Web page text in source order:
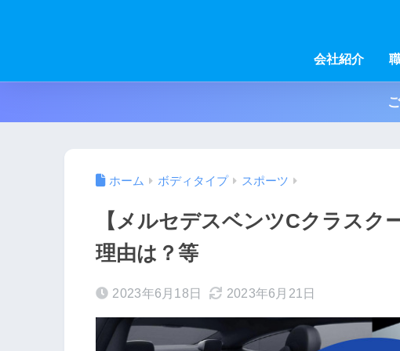
会社紹介
ホーム ボディタイプ スポーツ
【メルセデスベンツCクラスク
理由は？等
2023年6月18日 2023年6月21日